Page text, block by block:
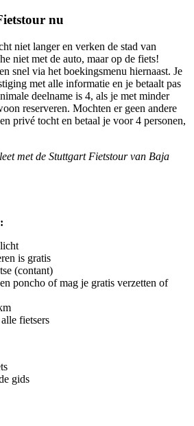
nu
niet langer en verken de stad van
niet met de auto, maar op de fiets!
snel via het boekingsmenu hiernaast. Je
met alle informatie en je betaalt pas
deelname is 4, als je met minder
reserveren. Mochten er geen andere
privé tocht en betaal je voor 4 personen,
met de Stuttgart Fietstour van Baja
is gratis
(contant)
poncho of mag je gratis verzetten of
fietsers
gids